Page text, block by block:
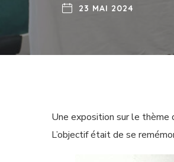
23 MAI 2024
Une exposition sur le thème
L’objectif était de se